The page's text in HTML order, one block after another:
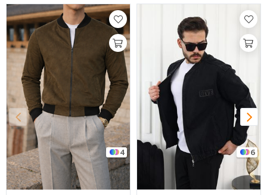
6 4